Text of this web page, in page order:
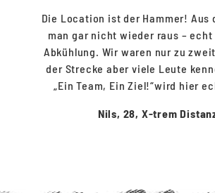
Die Location ist der Hammer! Aus
man gar nicht wieder raus –
Abkühlung. Wir waren nur zu
der Strecke aber viele Leute
„Ein Team, Ein Ziel!“wird hier
Nils, 28, X-trem